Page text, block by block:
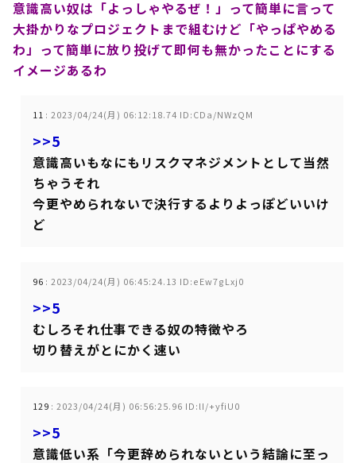
意識高い奴は「よっしゃやるぜ！」って簡単に言って
大掛かりなプロジェクトまで組むけど「やっぱやめる
わ」って簡単に放り投げて即何も無かったことにする
イメージあるわ
11 : 2023/04/24(月) 06:12:18.74 ID:CDa/NWzQM
>>5
意識高いもなにもリスクマネジメントとして当然
ちゃうそれ
今更やめられないで決行するよりよっぽどいいけ
ど
96 : 2023/04/24(月) 06:45:24.13 ID:eEw7gLxj0
>>5
むしろそれ仕事できる奴の特徴やろ
切り替えがとにかく速い
129 : 2023/04/24(月) 06:56:25.96 ID:lI/+yfiU0
>>5
意識低い系「今更辞められないという結論に至っ